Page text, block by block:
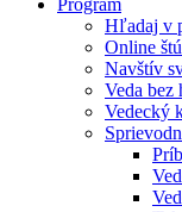
Hľadaj v
Online
Navštív
Veda bez
Vedecký